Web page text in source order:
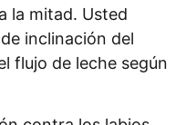
la mitad. Usted
inclinación del
flujo de leche según